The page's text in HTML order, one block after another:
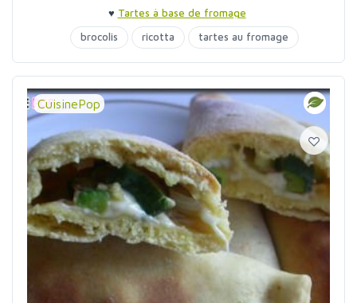
♥ Tartes à base de fromage
brocolis
ricotta tartes au fromage
CuisinePop